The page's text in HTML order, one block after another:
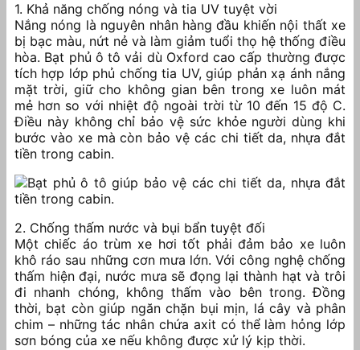
1. Khả năng chống nóng và tia UV tuyệt vời
Nắng nóng là nguyên nhân hàng đầu khiến nội thất xe
bị bạc màu, nứt nẻ và làm giảm tuổi thọ hệ thống điều
hòa. Bạt phủ ô tô vải dù Oxford cao cấp thường được
tích hợp lớp phủ chống tia UV, giúp phản xạ ánh nắng
mặt trời, giữ cho không gian bên trong xe luôn mát
mẻ hơn so với nhiệt độ ngoài trời từ 10 đến 15 độ C.
Điều này không chỉ bảo vệ sức khỏe người dùng khi
bước vào xe mà còn bảo vệ các chi tiết da, nhựa đắt
tiền trong cabin.
2. Chống thấm nước và bụi bẩn tuyệt đối
Một chiếc áo trùm xe hơi tốt phải đảm bảo xe luôn
khô ráo sau những cơn mưa lớn. Với công nghệ chống
thấm hiện đại, nước mưa sẽ đọng lại thành hạt và trôi
đi nhanh chóng, không thấm vào bên trong. Đồng
thời, bạt còn giúp ngăn chặn bụi mịn, lá cây và phân
chim – những tác nhân chứa axit có thể làm hỏng lớp
sơn bóng của xe nếu không được xử lý kịp thời.